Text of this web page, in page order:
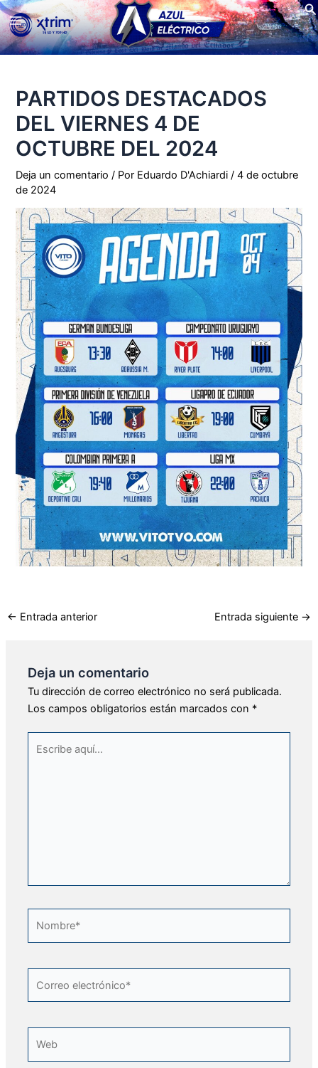
Ir
al
contenido
Main
Menu
PARTIDOS DESTACADOS
DEL VIERNES 4 DE
OCTUBRE DEL 2024
Deja un comentario / Por Eduardo D'Achiardi/4 de octubre
de 2024
← Entrada anterior Entrada siguiente →
Deja un comentario
Tu dirección de correo electrónico no será publicada.
Los campos obligatorios están marcados con *
electrónico*